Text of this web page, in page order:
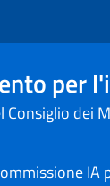
per
Consiglio dei
IA